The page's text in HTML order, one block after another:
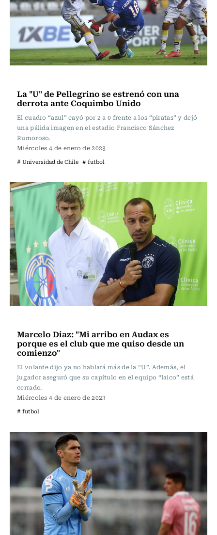
La "U" de Pellegrino se estrenó con una
derrota ante Coquimbo Unido
El cuadro “azul” cayó por 2 a 0 frente a los “piratas” y dejó
una pálida imagen en el estadio Francisco Sánchez
Rumoroso.
Miércoles 4 de enero de 2023
# Universidad de Chile # futbol
Marcelo Diaz: "Mi arribo en Audax es
porque es el club que me quiso desde un
comienzo"
El volante dijo ya no hablará más de la “U”. Además, el
jugador aseguró que su capítulo en el equipo “laico” está
cerrado.
Miércoles 4 de enero de 2023
# futbol